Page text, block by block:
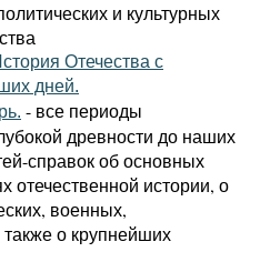
и культурных
Отечества с
дней.
- все периоды
древности до наших
справок об основных
отечественной истории, о
военных,
о крупнейших